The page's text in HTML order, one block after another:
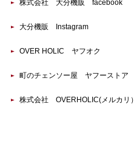
株式会社 大分機販 facebook
大分機販 Instagram
OVER HOLIC ヤフオク
町のチェンソー屋 ヤフーストア
株式会社 OVERHOLIC(メルカリ）